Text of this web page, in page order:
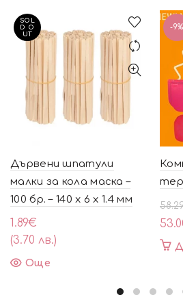
SOL
D O
UT
Дървени шпатули
малки за кола маска –
100 бр. – 140 х 6 х 1.4 мм
1.89€
(3.70 лв.)
Още
-9%
was:
лв.).
е:
лв.).